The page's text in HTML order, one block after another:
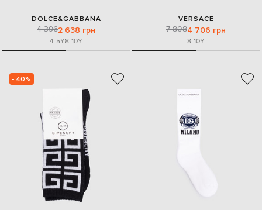
DOLCE&GABBANA
4 3962 638 грн
4-5Y8-10Y
VERSACE
7 8084 706 грн
8-10Y
- 40%